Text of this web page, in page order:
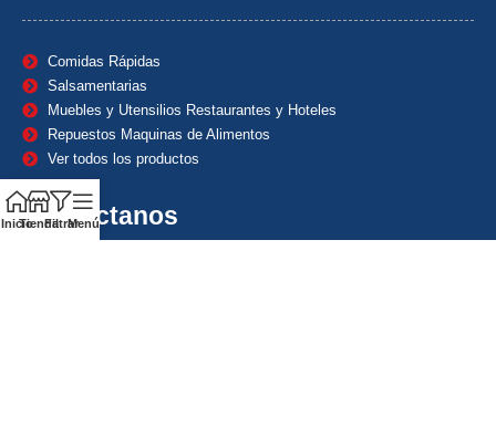
Comidas Rápidas
Salsamentarias
Muebles y Utensilios Restaurantes y Hoteles
Repuestos Maquinas de Alimentos
Ver todos los productos
Contáctanos
InicioTiendaFiltrarMenú